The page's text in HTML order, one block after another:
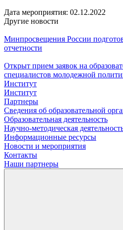
Дата мероприятия: 02.12.2022
Другие новости
Минпросвещения России
отчетности
Открыт прием заявок на
специалистов молодежной
Институт
Институт
Партнеры
Сведения об образовательной
Образовательная деятельность
Научно-методическая
Информационные ресурсы
Новости и мероприятия
Контакты
Наши партнеры